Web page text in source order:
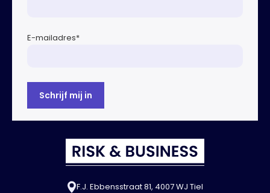
E-mailadres*
F.J. Ebbensstraat 81, 4007 WJ Tiel